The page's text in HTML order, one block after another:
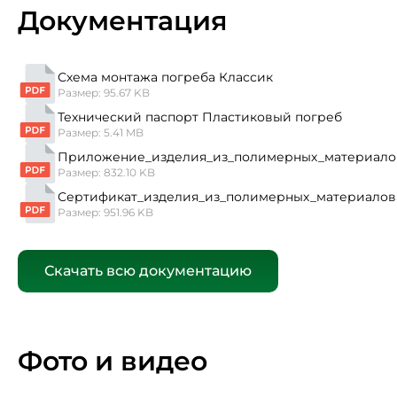
Документация
Схема монтажа погреба Классик
Размер: 95.67 KB
Технический паспорт Пластиковый погреб
Размер: 5.41 MB
Размер: 832.10 KB
Сертификат_изделия_из_полимерных_материалов
Размер: 951.96 KB
Скачать всю документацию
Фото и видео